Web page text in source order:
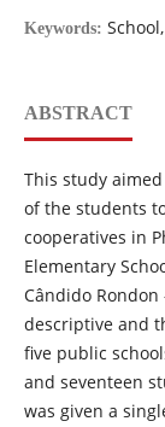
Keywords:
ABSTRACT
This study
of the students
cooperatives in
Elementary
Cândido Rondon
descriptive and
five public
and seventeen
was given a